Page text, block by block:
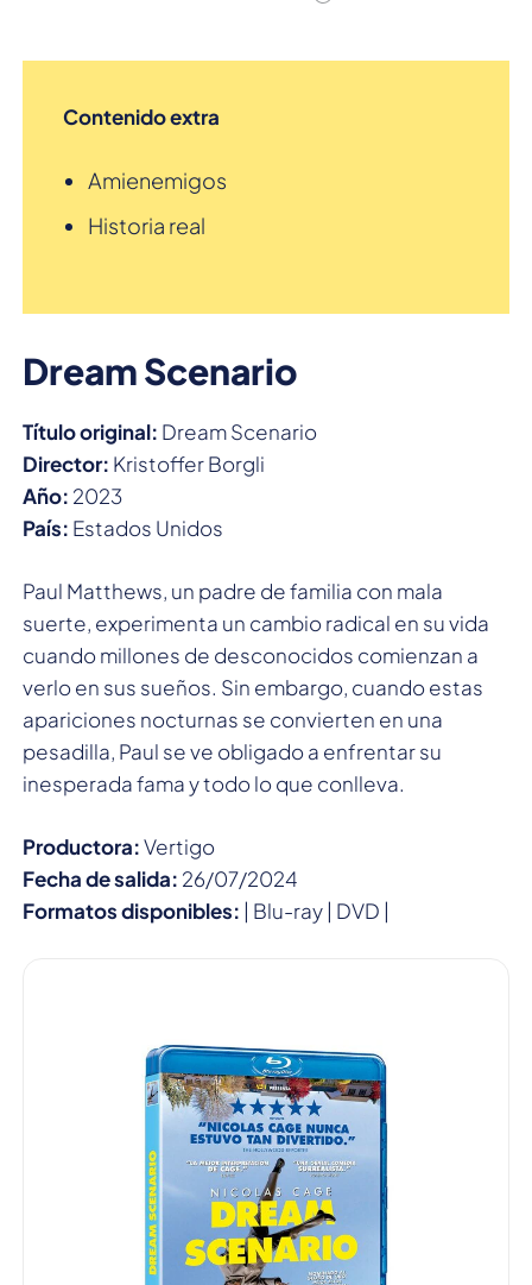
Contenido extra
Amienemigos
Historia real
Dream Scenario
Título original: Dream Scenario
Director: Kristoffer Borgli
Año: 2023
País: Estados Unidos
Paul Matthews, un padre de familia con mala
suerte, experimenta un cambio radical en su vida
cuando millones de desconocidos comienzan a
verlo en sus sueños. Sin embargo, cuando estas
apariciones nocturnas se convierten en una
pesadilla, Paul se ve obligado a enfrentar su
inesperada fama y todo lo que conlleva.
Productora:Vertigo
Fecha de salida: 26/07/2024
Formatos disponibles: | Blu-ray | DVD |